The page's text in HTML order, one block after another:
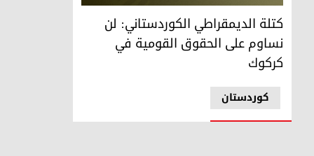
كتلة الديمقراطي الكوردستاني: لن نساوم على الحقوق
کوردستان
كتلة الديمقراطي الكوردستاني: لن
نساوم على الحقوق القومية في
كركوك